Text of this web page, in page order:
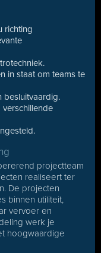
richting
in staat om teams te
besluitvaardig.
projectteam
realiseert ter
De projecten
binnen utiliteit,
vervoer en
werk je
hoogwaardige